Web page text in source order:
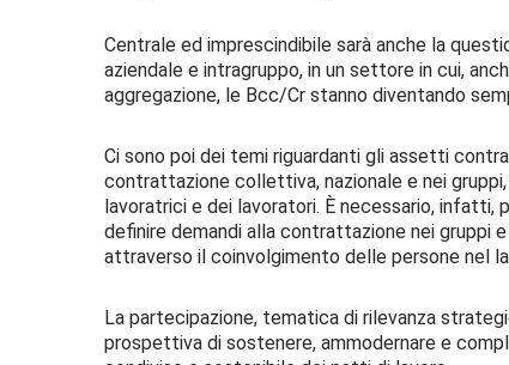
Centrale ed imprescindibile sarà anche la
aziendale e intragruppo, in un settore in cui,
aggregazione, le Bcc/Cr stanno diventando
Ci sono poi dei temi riguardanti gli assetti
contrattazione collettiva, nazionale e nei
lavoratrici e dei lavoratori. È necessario, infatti,
definire demandi alla contrattazione nei gruppi
attraverso il coinvolgimento delle persone nel
La partecipazione, tematica di rilevanza
prospettiva di sostenere, ammodernare e